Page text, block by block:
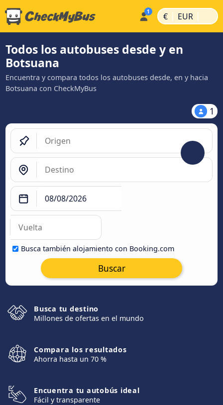
€ | EUR |
Todos los autobuses desde y en
Botsuana
Encuentra y compara todos los autobuses desde, en y hacia
Botsuana con CheckMyBus
1
Busca también alojamiento con Booking.com
Buscar
Busca tu destino
Millones de ofertas en el mundo
Compara los resultados
Ahorra hasta un 70 %
Encuentra tu autobús ideal
Fácil y transparente